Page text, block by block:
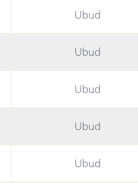
Ubud
Ubud
Ubud
Ubud
Ubud